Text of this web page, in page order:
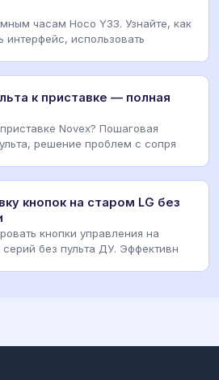
часам Hoco Y33. Узнайте, как
интерфейс, использовать
к приставке — полная
Novex? Пошаговая
решение проблем с сопря
кнопок на старом LG без
кнопки управления на
серий без пульта ДУ. Эффективн